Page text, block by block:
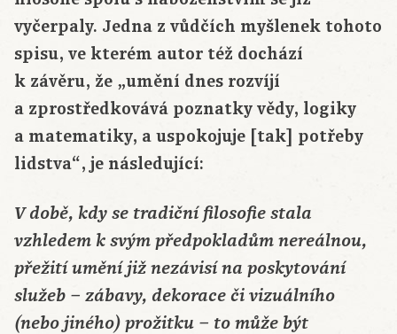
vyčerpaly. Jedna z vůdčích myšlenek tohoto
spisu, ve kterém autor též dochází
k závěru, že „umění dnes rozvíjí
a zprostředkovává poznatky vědy, logiky
a matematiky, a uspokojuje [tak] potřeby
lidstva“, je následující:
V době, kdy se tradiční filosofie stala
vzhledem k svým předpokladům nereálnou,
přežití umění již nezávisí na poskytování
služeb – zábavy, dekorace či vizuálního
(nebo jiného) prožitku – to může být